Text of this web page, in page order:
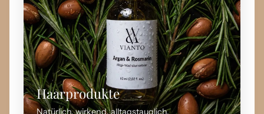
Haarprodukte
Natürlich, wirkend, alltagstauglich.